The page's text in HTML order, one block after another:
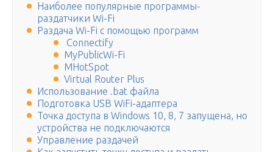
Наиболее популярные программы-
раздатчики Wi-Fi
Раздача Wi-Fi с помощью программ
Connectify
MyPublicWi-Fi
MHotSpot
Virtual Router Plus
Использование .bat файла
Подготовка USB WiFi-адаптера
Точка доступа в Windows 10, 8, 7 запущена, но
устройства не подключаются
Управление раздачей